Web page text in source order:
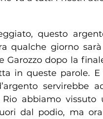
questo
qualche giorno
Garozzo dopo la
in queste parole.
servirebbe
abbiamo vissuto
dal podio, ma